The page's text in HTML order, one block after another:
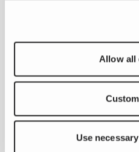
Allow all
Use
Harish Patel,
con Franna y
and-carry
clientes de toda
fiabilidad y